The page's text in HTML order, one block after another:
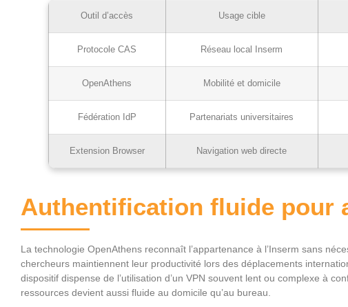
Outil d’accès Usage cible
Protocole CAS Réseau local Inserm
OpenAthens Mobilité et domicile
Fédération IdP Partenariats universitaires
Extension Browser Navigation web directe
Authentification fluide pour
La technologie OpenAthens reconnaît l’appartenance à l’Inserm sans
chercheurs maintiennent leur productivité lors des déplacements
dispositif dispense de l’utilisation d’un VPN souvent lent ou complexe à
ressources devient aussi fluide au domicile qu’au bureau.